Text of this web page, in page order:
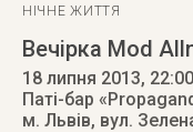
НІЧНЕ ЖИТТЯ
Вечірка Mod
18 липня 2013, 22:00
Паті-бар
м. Львів, вул.